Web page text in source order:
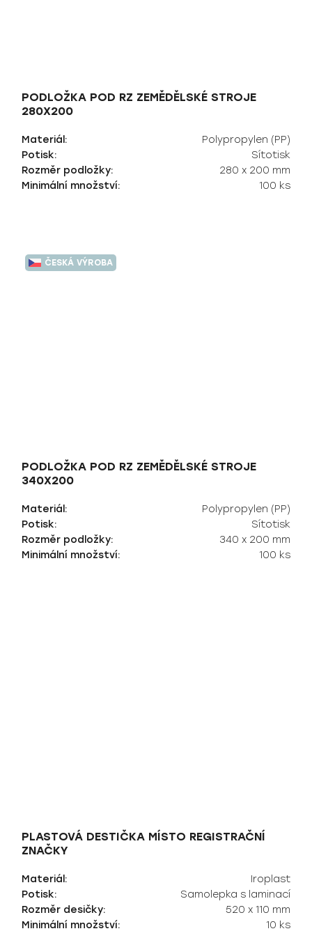
PODLOŽKA POD RZ ZEMĚDĚLSKÉ STROJE
280X200
Materiál:
Polypropylen (PP)
Potisk:
Sítotisk
Rozměr podložky:
280 x 200 mm
Minimální množství:
100 ks
ČESKÁ VÝROBA
PODLOŽKA POD RZ ZEMĚDĚLSKÉ STROJE
340X200
Materiál:
Polypropylen (PP)
Potisk:
Sítotisk
Rozměr podložky:
340 x 200 mm
Minimální množství:
100 ks
PLASTOVÁ DESTIČKA MÍSTO REGISTRAČNÍ
ZNAČKY
Materiál:
Iroplast
Potisk:
Samolepka s laminací
Rozměr desičky:
520 x 110 mm
Minimální množství:
10 ks